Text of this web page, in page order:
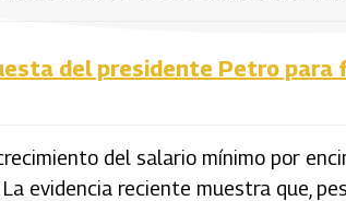
del presidente Petro
del salario mínimo por
evidencia reciente muestra que,